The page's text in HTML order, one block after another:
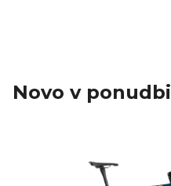
Novo v ponudbi